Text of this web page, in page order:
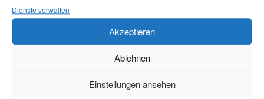
Dienste verwalten
Akzeptieren
Ablehnen
Einstellungen ansehen
Top-Beiträge und Top-Seiten
Leseknochen-Banderole 2023